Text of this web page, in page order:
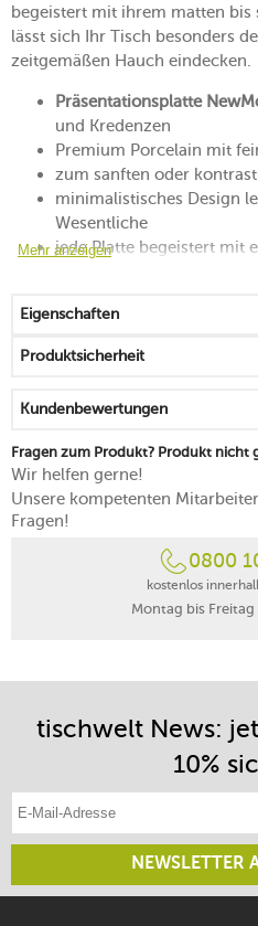
begeistert mit ihrem matten bis
lässt sich Ihr Tisch besonders
zeitgemäßen Hauch eindecken.
Präsentationsplatte
und Kredenzen
Premium Porcelain mit
zum sanften oder
minimalistisches Design
Wesentliche
jede Platte begeistert mit
mikrowellengeeignet
spülmaschinenfest
Mehr anzeigen
Eigenschaften
Produktsicherheit
Kundenbewertungen
Fragen zum Produkt? Produkt nicht
Wir helfen gerne!
Unsere kompetenten
Fragen!
0800
kostenlos
Montag bis Freitag
tischwelt News:
10%
NEWSLETTER